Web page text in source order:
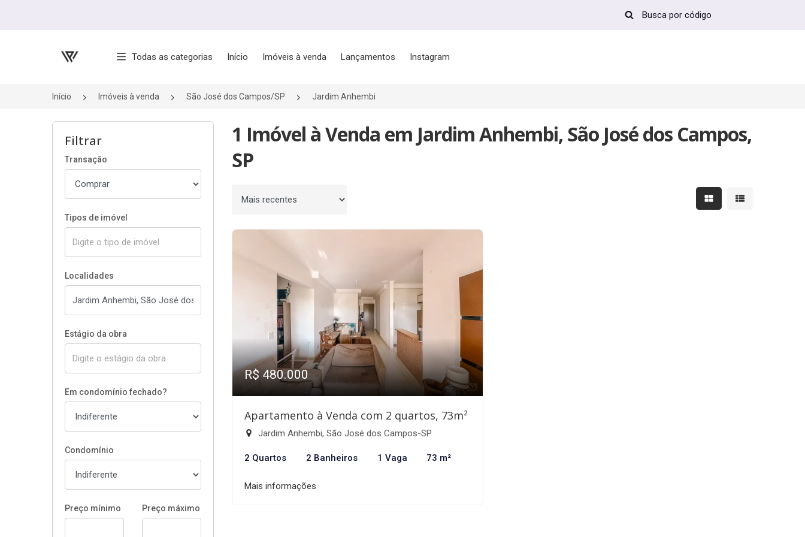
Página inicial
Todas as categorias Início Imóveis à venda Lançamentos Instagram
Início Imóveis à venda São José dos Campos/SP Jardim Anhembi
Filtrar
Transação
Tipos de imóvel
Localidades
Estágio da obra
Em condomínio fechado?
Condomínio
Preço mínimo Preço máximo
1 Imóvel à Venda em Jardim Anhembi, São José dos Campos,
SP
Ordenar por Mostrar resultados em
Mostrar
R$ 480.000
Apartamento à Venda com 2 quartos, 73m²
Jardim Anhembi, São José dos Campos-SP
2 Quartos 2 Banheiros 1 Vaga 73 m²
Mais informações